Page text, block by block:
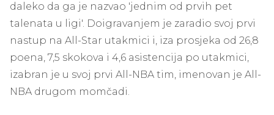
daleko da ga je nazvao 'jednim od prvih pet
talenata u ligi'. Doigravanjem je zaradio svoj prvi
nastup na All-Star utakmici i, iza prosjeka od 26,8
poena, 7,5 skokova i 4,6 asistencija po utakmici,
izabran je u svoj prvi All-NBA tim, imenovan je All-
NBA drugom momčadi.